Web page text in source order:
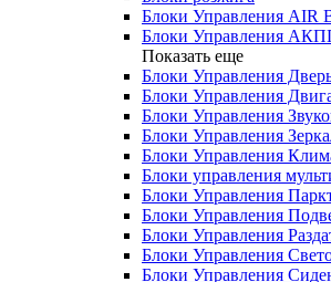
Блоки Управления AIR
Блоки Управления
Показать еще
Блоки Управления
Блоки Управления
Блоки Управления
Блоки Управления
Блоки Управления
Блоки управления
Блоки Управления
Блоки Управления
Блоки Управления
Блоки Управления
Блоки Управления